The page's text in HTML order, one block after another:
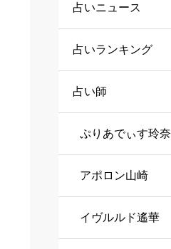
占いニュース
占いランキング
占い師
ぷりあでぃす玲奈
アポロン山崎
イヴルルド遙華